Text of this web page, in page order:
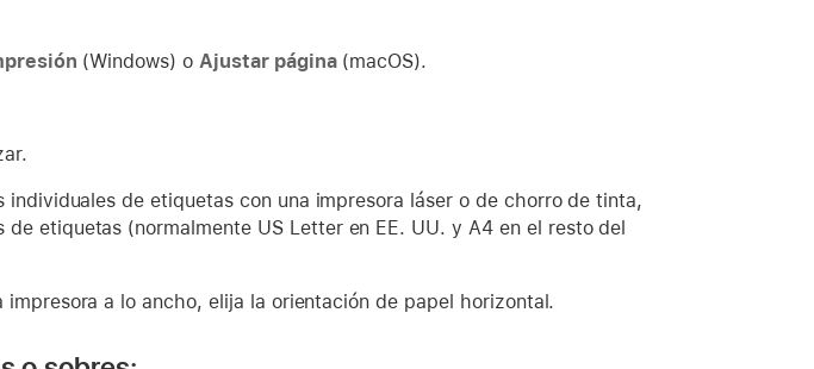
(Windows) oAjustar página(macOS).
de etiquetas con una impresora láser o de chorro de tinta,
de etiquetas (normalmente US Letter en EE. UU. y A4 en el resto del
impresora a lo ancho, elija la orientación de papel horizontal.